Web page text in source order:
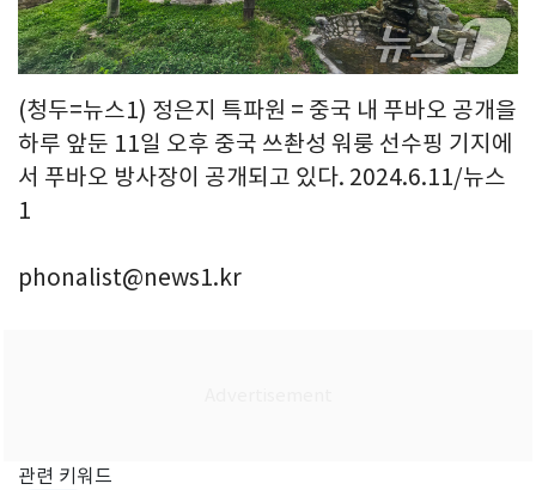
(청두=뉴스1) 정은지 특파원 = 중국 내 푸바오 공개을
하루 앞둔 11일 오후 중국 쓰촨성 워룽 선수핑 기지에
서 푸바오 방사장이 공개되고 있다. 2024.6.11/뉴스
1
phonalist@news1.kr
관련 키워드